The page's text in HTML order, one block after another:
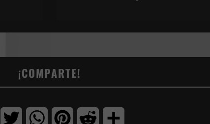
¡COMPARTE!
FacebookTwitter WhatsAppPinterest Reddit